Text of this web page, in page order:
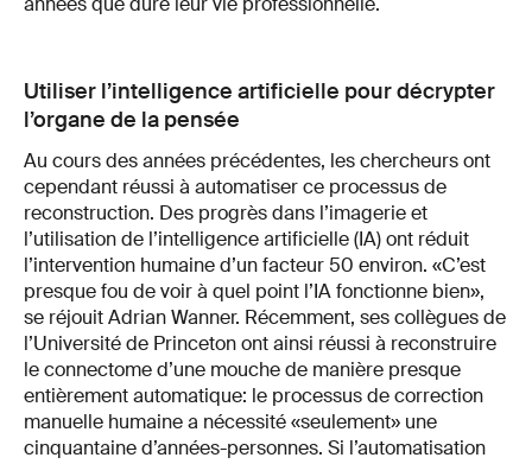
Utiliser l’intelligence artificielle pour décrypter
l’organe de la pensée
Au cours des années précédentes, les chercheurs ont
cependant réussi à automatiser ce processus de
reconstruction. Des progrès dans l’imagerie et
l’utilisation de l’intelligence artificielle (IA) ont réduit
l’intervention humaine d’un facteur 50 environ. «C’est
presque fou de voir à quel point l’IA fonctionne bien»,
se réjouit Adrian Wanner. Récemment, ses collègues de
l’Université de Princeton ont ainsi réussi à reconstruire
le connectome d’une mouche de manière presque
entièrement automatique: le processus de correction
manuelle humaine a nécessité «seulement» une
cinquantaine d’années-personnes. Si l’automatisation